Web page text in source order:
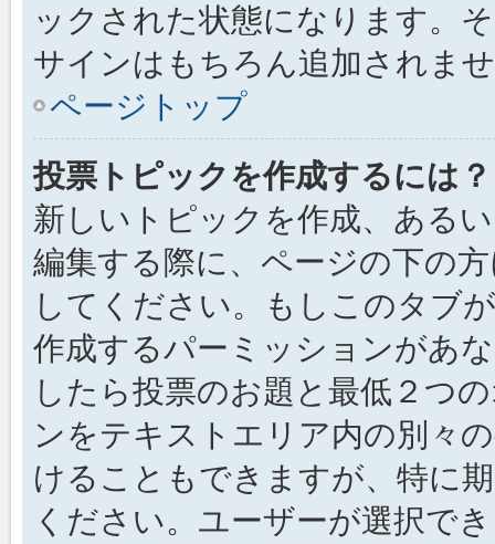
ックされた状態になります。
サインはもちろん追加されま
ページトップ
投票トピックを作成するには？
新しいトピックを作成、ある
編集する際に、ページの下の
してください。もしこのタブ
作成するパーミッションがあ
したら投票のお題と最低２つ
ンをテキストエリア内の別々
けることもできますが、特に
ください。ユーザーが選択で